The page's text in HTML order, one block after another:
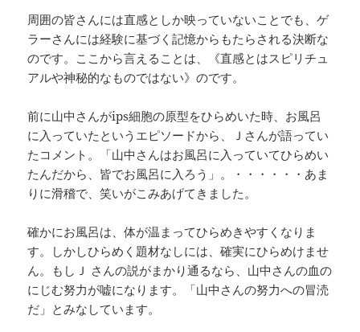
周囲の皆さんには直感としか映っていないことでも、ゲ
ラーさんには経験に基づく記憶からもたらされる決断な
のです。ここから言えることは、《直感とはスピリチュ
アルや神秘的なものではない》のです。
前に山中さんがips細胞の原型をひらめいた時、お風呂
に入っていたというエピソードから、Ｊさんが語ってい
たコメント。「山中さんはお風呂に入っていてひらめい
たんだから、皆でお風呂に入ろう」。・・・・・・あま
りに滑稽で、笑いがこみあげてきました。
確かにお風呂は、体が温まってひらめきやすくなりま
す。しかしひらめく題材なしには、確実にひらめけませ
ん。もしＪ さんの説がまかり通るなら、山中さんの血の
にじむ努力が嘘になります。「山中さんの努力への冒涜
だ」とみなしています。